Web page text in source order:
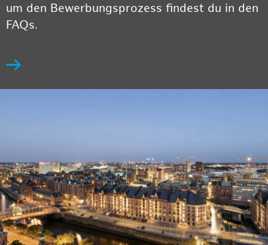
um den Bewerbungsprozess findest du in den
FAQs.